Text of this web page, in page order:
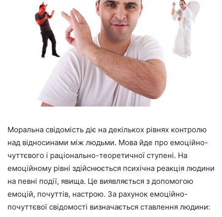
Моральна свідомість діє на декількох рівнях контролю
над відносинами між людьми. Мова йде про емоційно-
чуттєвого і раціонально-теоретичної ступені. На
емоційному рівні здійснюється психічна реакція людини
на певні події, явища. Це виявляється з допомогою
емоцій, почуттів, настрою. За рахунок емоційно-
почуттєвої свідомості визначається ставлення людини: